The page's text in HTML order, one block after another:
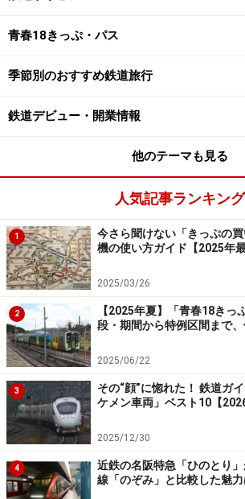
り、列車は静かにホームを離れた。し
さな駅があるが、HIGH RAIL は快速
乙女という面白い名前の駅を過ぎると
鉄道と分かれて南に向かう。
佐久平駅で子供たちの歓迎を受ける
住宅が目立つ市街地を抜け、数分で佐
面しかない一本のホームは子供たちで
車に乗りに来たのではなく、HIGH
るために集まってきたのだ。手書き
そ」と書かれた大きな横断幕がほほえ
ペアシートに座っていると目の前に子
勢でこちらを見つめていて何だか気恥
ぐに発車すると、みんな手を振って見
佐久平駅から見えた浅間山
青春18きっぷ・パス
季節別のおすすめ鉄道旅行
鉄道デビュー・開業情報
他のテーマも見る
人気記事ランキング
1
今さら聞けない「きっぷの
機の使い方ガイド【2025年最
2025/03/26
2
【2025年夏】「青春18きっ
段・期間から特例区間まで
2025/06/22
3
その“顔”に惚れた！ 鉄道ガ
ケメン車両」ベスト10【
2025/12/30
4
近鉄の名阪特急「ひのとり
線「のぞみ」と比較した魅